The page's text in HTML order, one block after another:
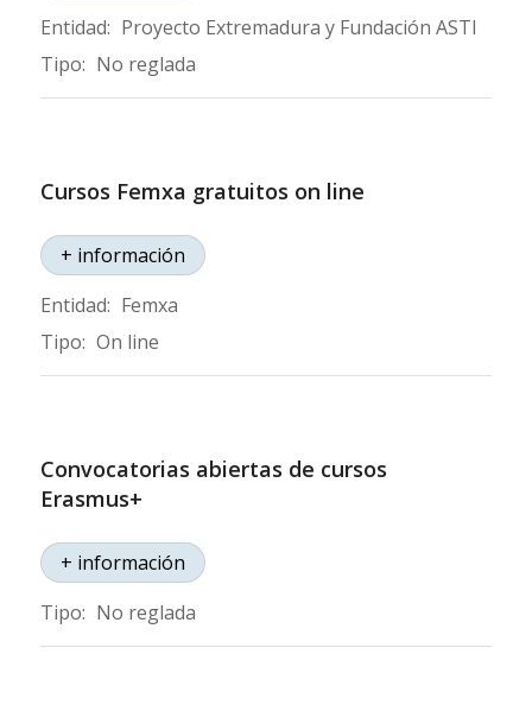
Entidad: Proyecto Extremadura y Fundación ASTI
Tipo: No reglada
Cursos Femxa gratuitos on line
+ información
Entidad: Femxa
Tipo: On line
Convocatorias abiertas de cursos
Erasmus+
+ información
Tipo: No reglada